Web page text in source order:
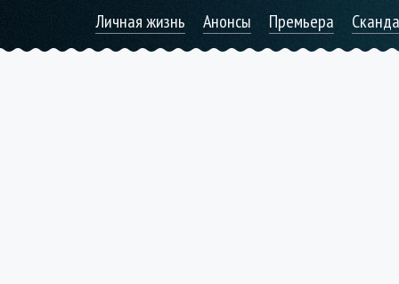
Личная жизнь Анонсы Премьера